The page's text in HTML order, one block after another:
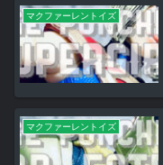
マクファーレントイズ
マクファーレントイズ